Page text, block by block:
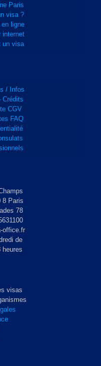
Paris
visa ?
ligne
internet
un visa
/ Infos
Crédits
CGV
FAQ
8 Paris
78
office.fr
de
heures
visas